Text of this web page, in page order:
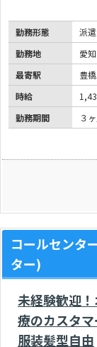
勤務形態
派遣
勤務地
愛
最寄駅
豊
時給
勤務期間
３
コールセンタ
ター)
未経験歓迎
療のカスタ
服装髪型自由